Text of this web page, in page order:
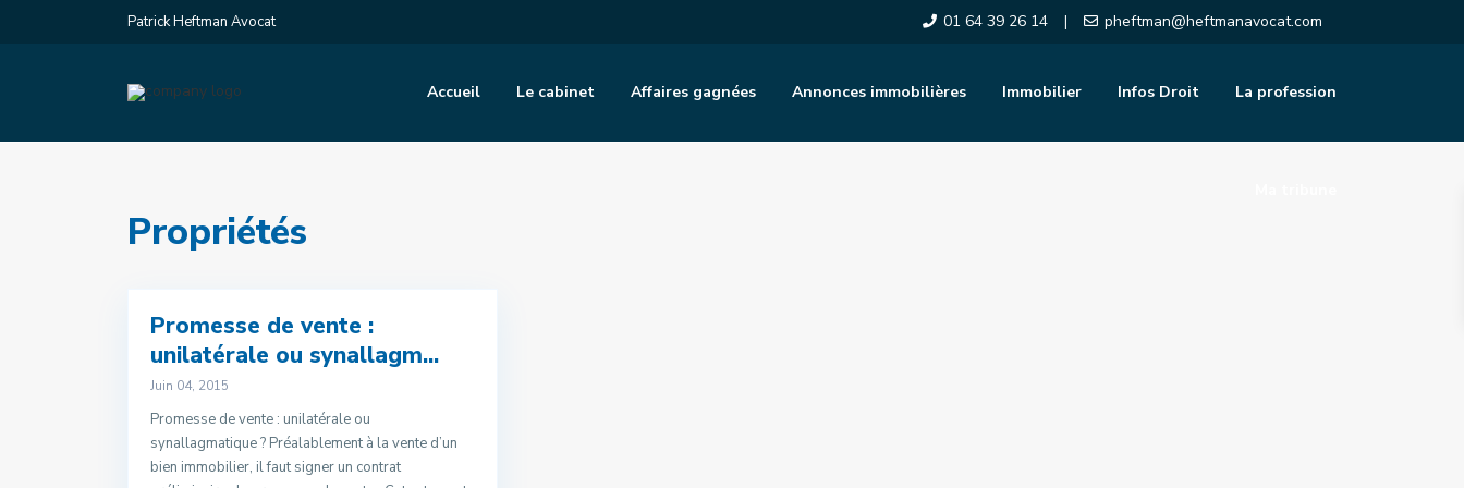
Patrick Heftman Avocat 01 64 39 26 14 | pheftman@heftmanavocat.com
Accueil Le cabinet Affaires gagnées Annonces immobilières Immobilier Infos Droit La profession
Propriétés
Promesse de vente :
unilatérale ou synallagm...
Juin 04, 2015
Promesse de vente : unilatérale ou
synallagmatique ? Préalablement à la vente d’un
bien immobilier, il faut signer un contrat